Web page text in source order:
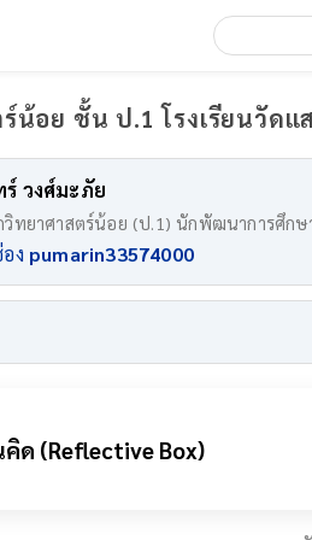
น้อย ชั้น ป.1 โรงเรียนวัดแ
วงศ์มะภัย
ทยาศาสตร์น้อย (ป.1) นักพัฒนาการศึกษา
ง pumarin33574000
ด (Reflective Box)